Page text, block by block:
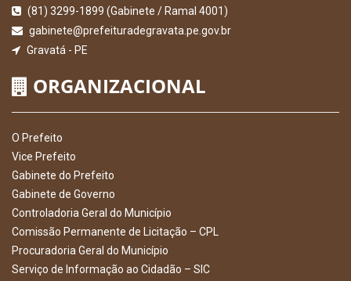
(81) 3299-1899 (Gabinete / Ramal 4001)
gabinete@prefeituradegravata.pe.gov.br
Gravatá - PE
ORGANIZACIONAL
O Prefeito
Vice Prefeito
Gabinete do Prefeito
Gabinete de Governo
Controladoria Geral do Município
Comissão Permanente de Licitação – CPL
Procuradoria Geral do Município
Serviço de Informação ao Cidadão – SIC